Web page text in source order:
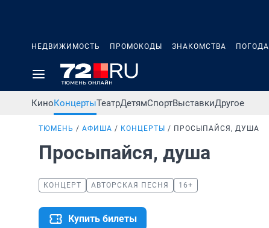
НЕДВИЖИМОСТЬ ПРОМОКОДЫ ЗНАКОМСТВА ПОГОДА
КиноКонцертыТеатрДетямСпортВыставкиДругое
ТЮМЕНЬ АФИША КОНЦЕРТЫ ПРОСЫПАЙСЯ, ДУША
Просыпайся, душа
КОНЦЕРТ АВТОРСКАЯ ПЕСНЯ 16+
Купить билеты